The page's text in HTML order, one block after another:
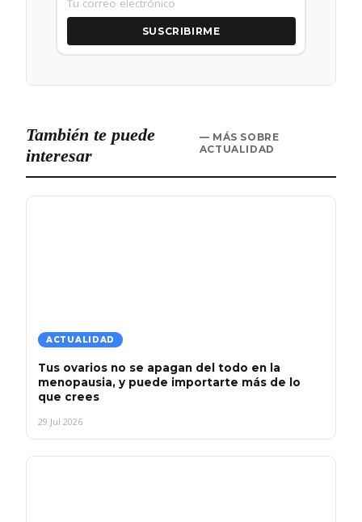
SUSCRIBIRME
También te puede
interesar
— MÁS SOBRE
ACTUALIDAD
ACTUALIDAD
Tus ovarios no se apagan del todo en la
menopausia, y puede importarte más de lo
que crees
29 Jul 2026